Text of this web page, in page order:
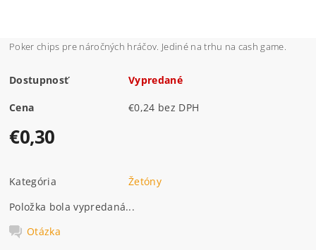
Poker chips pre náročných hráčov. Jediné na trhu na cash game.
Dostupnosť Vypredané
Cena €0,24 bez DPH
€0,30
Kategória
Žetóny
Položka bola vypredaná...
Otázka